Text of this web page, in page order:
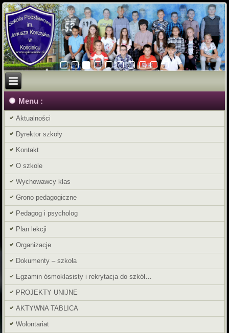
Menu :
Aktualności
Dyrektor szkoły
Kontakt
O szkole
Wychowawcy klas
Grono pedagogiczne
Pedagog i psycholog
Plan lekcji
Organizacje
Dokumenty – szkoła
Egzamin ósmoklasisty i rekrytacja do szkół…
PROJEKTY UNIJNE
AKTYWNA TABLICA
Wolontariat